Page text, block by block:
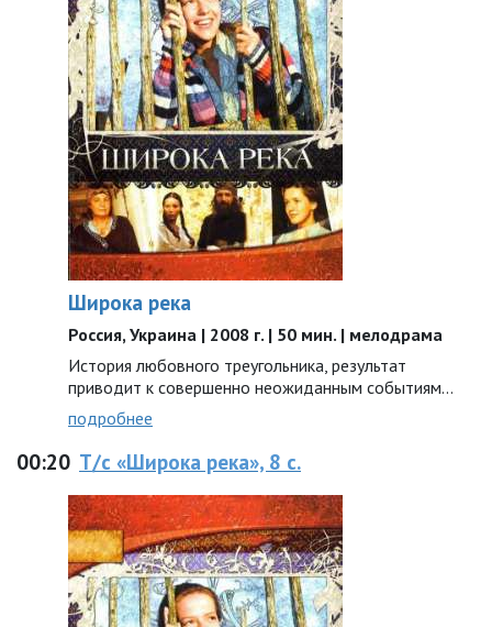
Широка река
Россия, Украина | 2008 г. | 50 мин. | мелодрама
История любовного треугольника, результат
приводит к совершенно неожиданным событиям...
подробнее
00:20 Т/с «Широка река», 8 с.